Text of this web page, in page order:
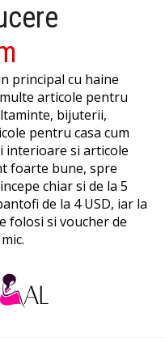
principal cu haine
articole pentru
bijuterii,
pentru casa cum
interioare si articole
foarte bune, spre
chiar si de la 5
de la 4 USD, iar la
folosi si voucher de